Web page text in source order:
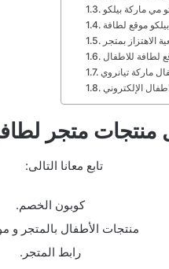
موقع لطافة
لطافة للاطفال
الإلكتروني
منتجات متجر
تابع معانا التالى:
كوبون الخصم.
منتجات الأطفال بالمتجر و
رابط المتجر.